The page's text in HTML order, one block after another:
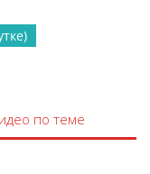
по теме